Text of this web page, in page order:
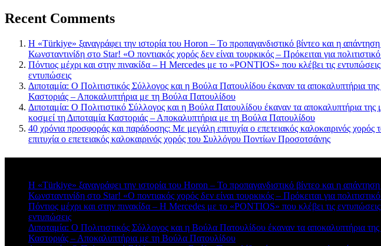
Recent Comments
Η «Türkiye» ξαναγράφει την ιστορία του Horon – Το προπαγανδιστικό βίντεο και η
Κωνσταντινίδη στο Star! «Ο ποντιακός χορός δεν είναι τουρκικός – Πρόκειται για
Πόντιος μέχρι και στην πινακίδα – Η Mercedes με το «PONTIOS» που κλέβει τις
εντυπώσεις
Διποταμία: Ο Πολιτιστικός Σύλλογος και η Βούλα Πατουλίδου έκαναν τα αποκαλυπτήρια
Καστοριάς – Αποκαλυπτήρια με τη Βούλα Πατουλίδου
Διποταμία: Ο Πολιτιστικό Σύλλογος και η Βούλα Πατουλίδου έκαναν τα αποκαλυπτήρια
κοσμεί τη Διποταμία Καστοριάς – Αποκαλυπτήρια με τη Βούλα Πατουλίδου
40 χρόνια προσφοράς και παράδοσης: Με μεγάλη επιτυχία ο επετειακός καλοκαιρινός
επιτυχία ο επετειακός καλοκαιρινός χορός του Συλλόγου Ποντίων Προσοτσάνης
Η «Türkiye» ξαναγράφει την ιστορία του Horon – Το προπαγανδιστικό βίντεο και η
Κωνσταντινίδη στο Star! «Ο ποντιακός χορός δεν είναι τουρκικός – Πρόκειται για
Πόντιος μέχρι και στην πινακίδα – Η Mercedes με το «PONTIOS» που κλέβει τις
εντυπώσεις
Διποταμία: Ο Πολιτιστικός Σύλλογος και η Βούλα Πατουλίδου έκαναν τα αποκαλυπτήρια
Καστοριάς – Αποκαλυπτήρια με τη Βούλα Πατουλίδου